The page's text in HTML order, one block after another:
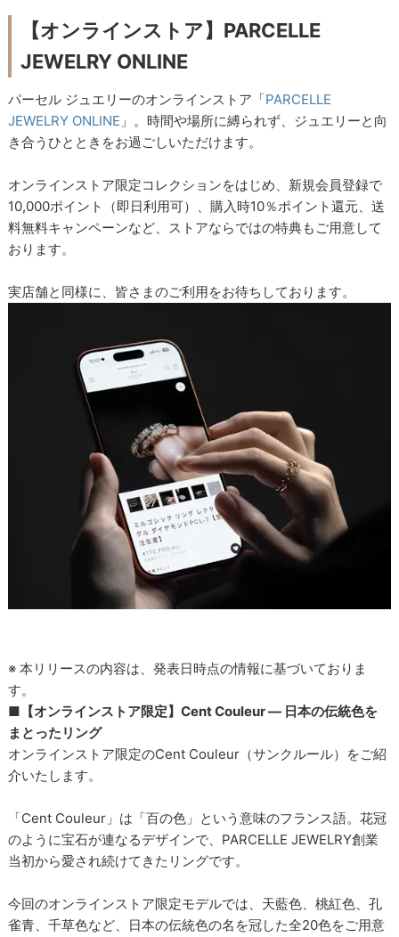
【オンラインストア】PARCELLE
JEWELRY ONLINE
パーセル ジュエリーのオンラインストア「PARCELLE
JEWELRY ONLINE 」。時間や場所に縛られず、ジュエリーと向
き合うひとときをお過ごしいただけます。
オンラインストア限定コレクションをはじめ、新規会員登録で
10,000ポイント（即日利用可）、購入時10％ポイント還元、送
料無料キャンペーンなど、ストアならではの特典もご用意して
おります。
実店舗と同様に、皆さまのご利用をお待ちしております。
※ 本リリースの内容は、発表日時点の情報に基づいておりま
す。
■【オンラインストア限定】Cent Couleur ― 日本の伝統色を
まとったリング
オンラインストア限定のCent Couleur（サンクルール）をご紹
介いたします。
「Cent Couleur」は「百の色」という意味のフランス語。花冠
のように宝石が連なるデザインで、PARCELLE JEWELRY創業
当初から愛され続けてきたリングです。
今回のオンラインストア限定モデルでは、天藍色、桃紅色、孔
雀青、千草色など、日本の伝統色の名を冠した全20色をご用意